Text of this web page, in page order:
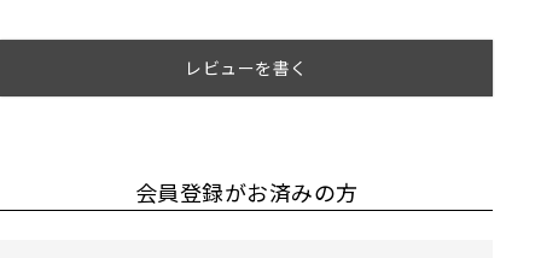
レビューを書く
会員登録がお済みの方